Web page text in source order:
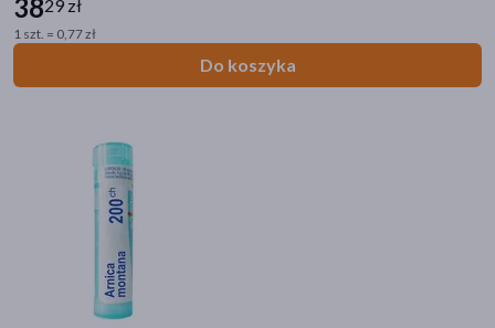
3829 zł
1 szt. = 0,77 zł
Do koszyka
Do poprzedniej kategorii
Zielarnia i homeopatia
Adaptogeny
Grzyby
Produkty konopne
Homeopatia